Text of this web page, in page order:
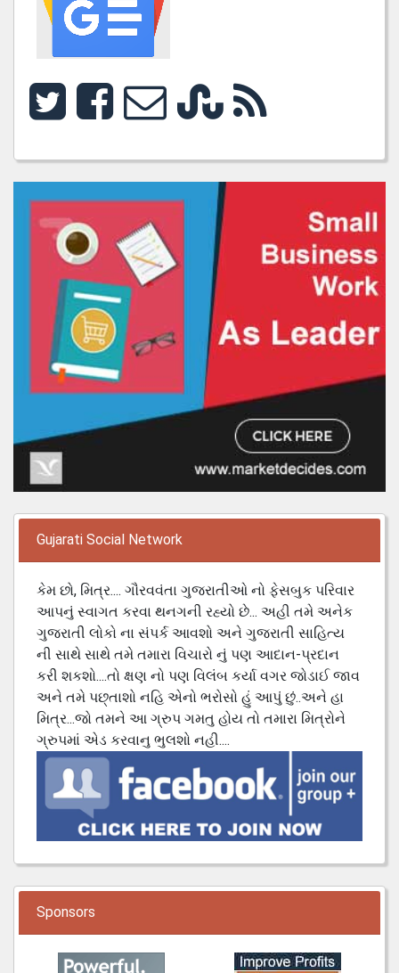
Gujarati Social Network
કેમ છો, મિત્ર.... ગૌરવવંતા ગુજરાતીઓ નો ફેસબુક પરિવાર
આપનું સ્વાગત કરવા થનગની રહ્યો છે... અહી તમે અનેક
ગુજરાતી લોકો ના સંપર્ક આવશો અને ગુજરાતી સાહિત્ય
ની સાથે સાથે તમે તમારા વિચારો નું પણ આદાન-પ્રદાન
કરી શકશો....તો ક્ષણ નો પણ વિલંબ કર્યા વગર જોડાઈ જાવ
અને તમે પછ્તાશો નહિ એનો ભરોસો હું આપું છું..અને હા
મિત્ર...જો તમને આ ગ્રુપ ગમતુ હોય તો તમારા મિત્રોને
ગ્રુપમાં એડ કરવાનુ ભુલશો નહી....
Sponsors